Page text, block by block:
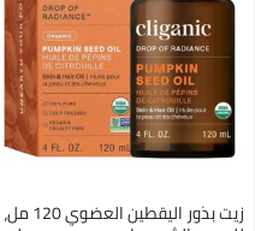
زيت بذور اليقطين العضوي 120 مل،